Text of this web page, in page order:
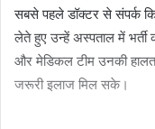
सबसे पहले डॉक्टर से संपर्क
लेते हुए उन्हें अस्पताल में
और मेडिकल टीम उनकी
जरूरी इलाज मिल सके।